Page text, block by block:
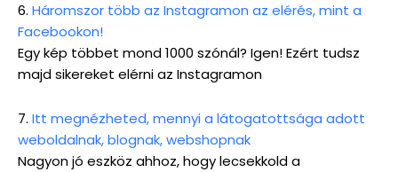
6. Háromszor több az Instagramon az elérés, mint a
Facebookon!
Egy kép többet mond 1000 szónál? Igen! Ezért tudsz
majd sikereket elérni az Instagramon
7. Itt megnézheted, mennyi a látogatottsága adott
weboldalnak, blognak, webshopnak
Nagyon jó eszköz ahhoz, hogy lecsekkold a